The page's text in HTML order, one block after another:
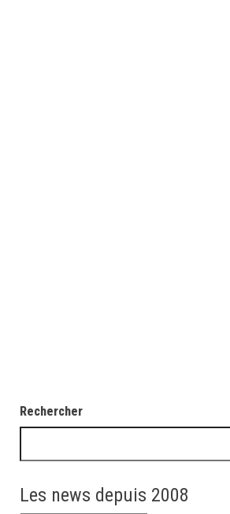
Rechercher
Les news depuis 2008